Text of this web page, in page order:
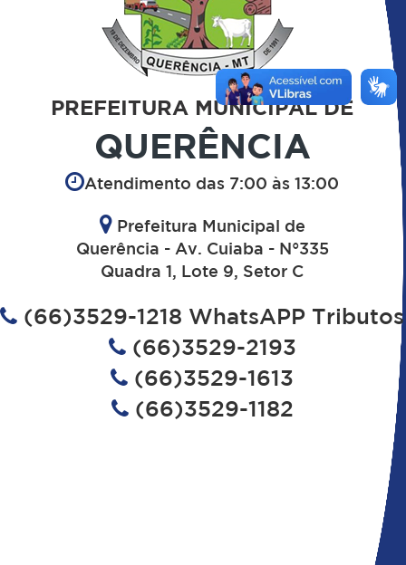
PREFEITURA MUNICIPAL DE
QUERÊNCIA
Atendimento das 7:00 às 13:00
Prefeitura Municipal de
Querência - Av. Cuiaba - N°335
Quadra 1, Lote 9, Setor C
(66)3529-1218 WhatsAPP Tributos
(66)3529-2193
(66)3529-1613
(66)3529-1182